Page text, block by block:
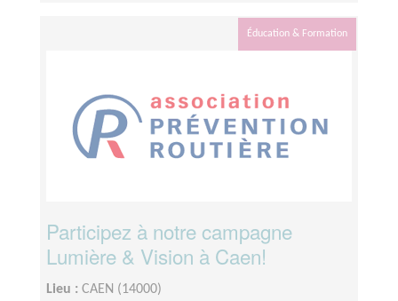
Éducation & Formation
Participez à notre campagne
Lumière & Vision à Caen!
Lieu : CAEN (14000)